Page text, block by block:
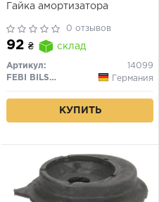
Гайка амортизатора
0 отзывов
92 ₴ склад
Артикул:
14099
FEBI BILSTEIN
Германия
КУПИТЬ